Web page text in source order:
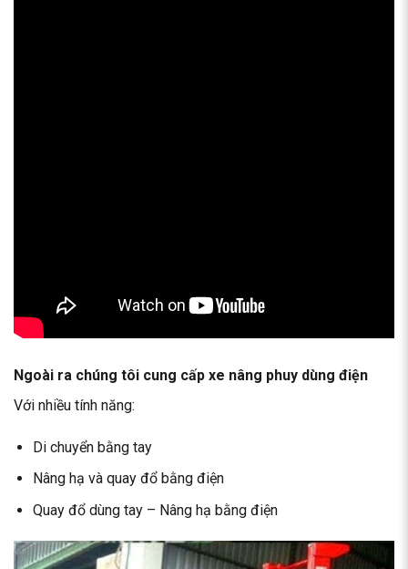
Ngoài ra chúng tôi cung cấp xe nâng phuy dùng điện
Với nhiều tính năng:
Di chuyển bằng tay
Nâng hạ và quay đổ bằng điện
Quay đổ dùng tay – Nâng hạ bằng điện